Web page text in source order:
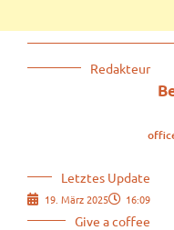
Redakteur
Letztes Update
19. März 2025 16:09
Give a coffee